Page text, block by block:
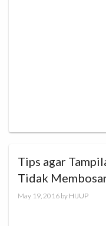
Tips agar
Tidak
May 19, 2016 by HIJUP